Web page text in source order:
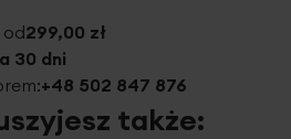
299,00 zł
30 dni
+48 502 847 876
także: